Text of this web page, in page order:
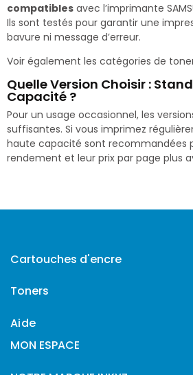
compatibles avec l’imprimante
Ils sont testés pour garantir une
bavure ni message d’erreur.
Voir également les catégories de
Quelle Version Choisir :
Capacité ?
Pour un usage occasionnel, les
suffisantes. Si vous imprimez
haute capacité sont recommandées
rendement et leur prix par page plus
Cartouches d'encre
Toners
Aide
MON ESPACE